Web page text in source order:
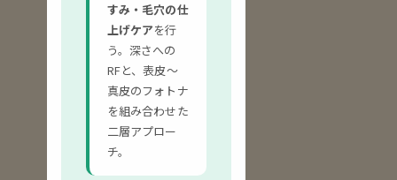
すみ・毛穴の仕
上げケアを行
う。深さへの
RFと、表皮〜
真皮のフォトナ
を組み合わせた
二層アプロー
チ。